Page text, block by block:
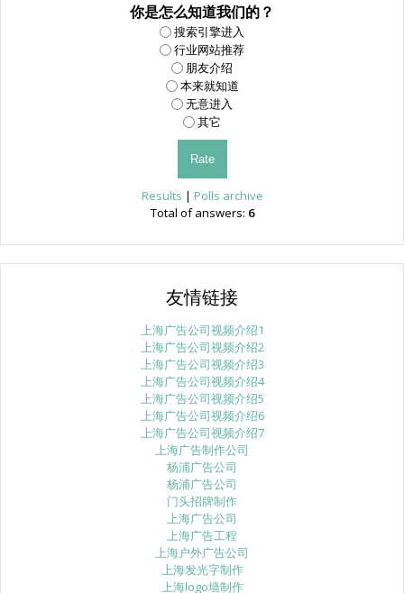
你是怎么知道我们的？
搜索引擎进入
行业网站推荐
朋友介绍
本来就知道
无意进入
其它
Results | Polls archive
Total of answers: 6
友情链接
上海广告公司视频介绍1
上海广告公司视频介绍2
上海广告公司视频介绍3
上海广告公司视频介绍4
上海广告公司视频介绍5
上海广告公司视频介绍6
上海广告公司视频介绍7
上海广告制作公司
杨浦广告公司
杨浦广告公司
门头招牌制作
上海广告公司
上海广告工程
上海户外广告公司
上海发光字制作
上海logo墙制作